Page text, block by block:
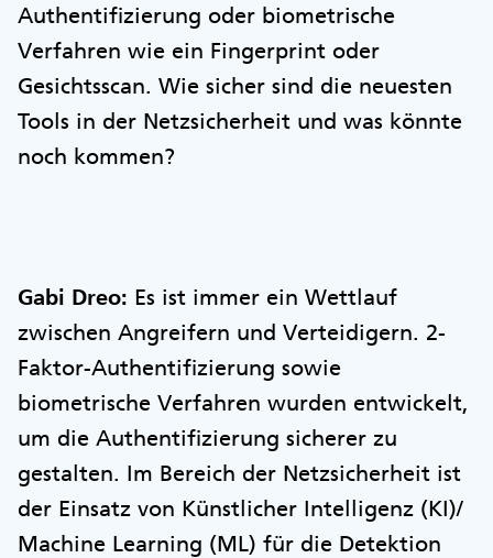
Authentifizierung oder biometrische
Verfahren wie ein Fingerprint oder
Gesichtsscan. Wie sicher sind die neuesten
Tools in der Netzsicherheit und was könnte
noch kommen?
Gabi Dreo: Es ist immer ein Wettlauf
zwischen Angreifern und Verteidigern. 2-
Faktor-Authentifizierung sowie
biometrische Verfahren wurden entwickelt,
um die Authentifizierung sicherer zu
gestalten. Im Bereich der Netzsicherheit ist
der Einsatz von Künstlicher Intelligenz (KI)/
Machine Learning (ML) für die Detektion